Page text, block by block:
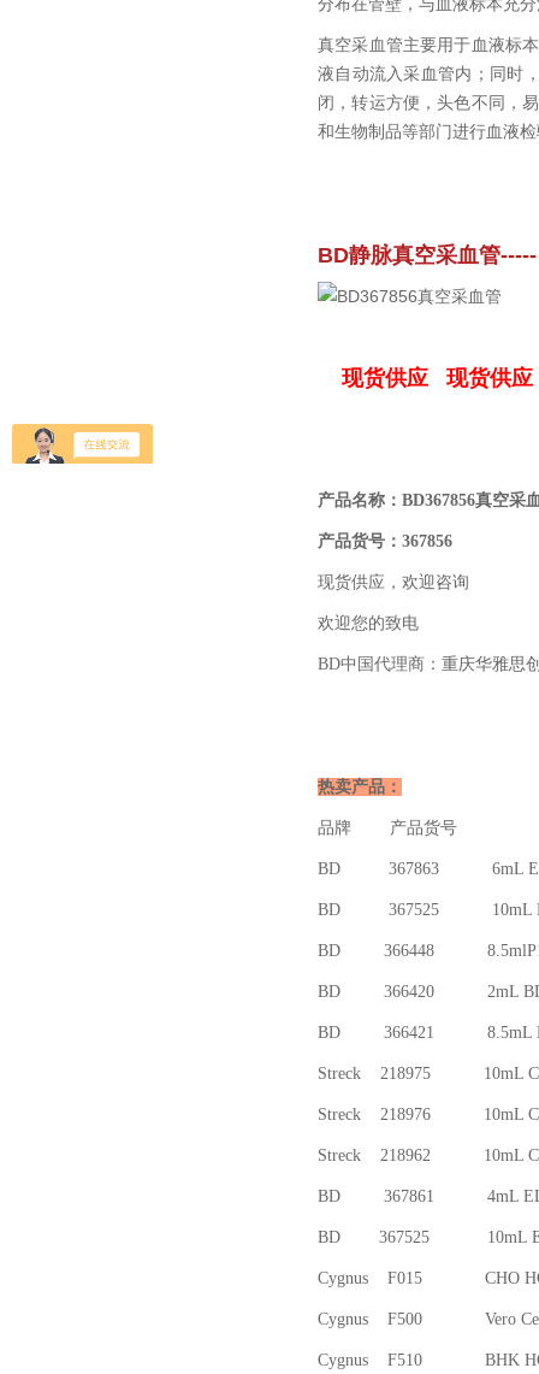
分布在管壁，与血液标本充
真空采血管主要用于血液标
液自动流入采血管内；同时
闭，转运方便，头色不同，
和生物制品等部门进行血液
BD静脉真空采血管
现货供应 现货供应
产品名称： BD367856真空采
产品货号：367856
现货供应，欢迎咨询
欢迎您的致电
BD中国代理商：重庆华雅思
热卖产品：
品牌 产
BD 367863 6mL EDTA
BD 367525 10mL
BD 366448
BD 366420
BD 366421
Streck 218975 10mL
Streck 218976 10mL
Streck 218962 10mL
BD 367861 4mL EDTA
BD 367525 10mL
Cygnus
Cygnus F500
Cygnus